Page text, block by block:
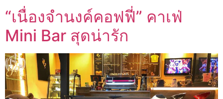
“เนื่องจำนงค์คอฟฟี่” คาเฟ่
Mini Bar สุดน่ารัก